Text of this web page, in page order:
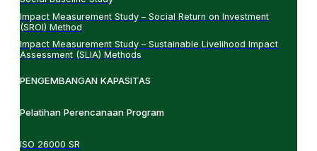
Impact Measurement Study – Social Return on Investment
(SROI) Method
Impact Measurement Study – Sustainable Livelihood Impact
Assessment (SLIA) Methods
PENGEMBANGAN KAPASITAS
Pelatihan Perencanaan Program
ISO 26000 SR